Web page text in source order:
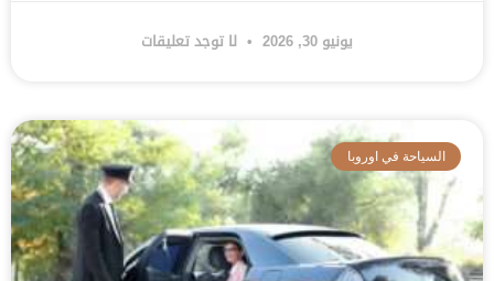
يونيو 30, 2026 لا توجد تعليقات
السياحة في اوروبا